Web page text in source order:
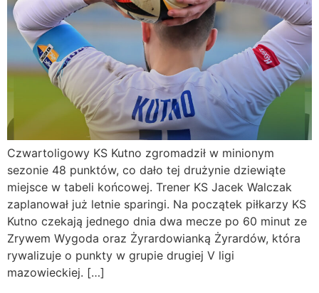
Czwartoligowy KS Kutno zgromadził w minionym
sezonie 48 punktów, co dało tej drużynie dziewiąte
miejsce w tabeli końcowej. Trener KS Jacek Walczak
zaplanował już letnie sparingi. Na początek piłkarzy KS
Kutno czekają jednego dnia dwa mecze po 60 minut ze
Zrywem Wygoda oraz Żyrardowianką Żyrardów, która
rywalizuje o punkty w grupie drugiej V ligi
mazowieckiej. […]